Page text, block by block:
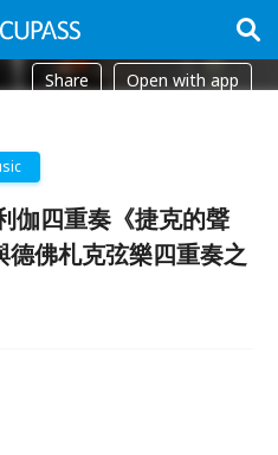
Share Open with app
伽四重奏《捷克的聲
佛札克弦樂四重奏之